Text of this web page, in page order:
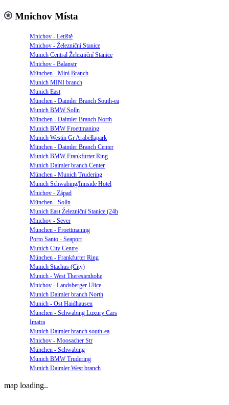
Mnichov Místa
Mnichov - Letiště
Mnichov - Železniční Stanice
Munich Central Železniční Stanice
Mnichov - Balanstr
München - Mini Branch
Munich MINI branch
Munich East
München - Daimler Branch South-ea
Munich BMW Solln
München - Daimler Branch North
Munich BMW Froettmaning
Munich Westin Gr Arabellapark
München - Daimler Branch Center
Munich BMW Frankfurter Ring
Munich Daimler branch Center
München - Munich Trudering
Munich Schwabing/Innside Hotel
Mnichov - Západ
München - Solln
Munich East Železniční Stanice (24h
Mnichov - Sever
München - Froettmaning
Porto Santo - Seaport
Munich City Centre
München - Frankfurter Ring
Munich Stachus (City)
Munich - West Theresienhohe
Mnichov - Landsberger Ulice
Munich Daimler branch North
Munich - Ost Haidhausen
München - Schwabing Luxury Cars
Imatra
Munich Daimler branch south-ea
Mnichov - Moosacher Str
München - Schwabing
Munich BMW Trudering
Munich Daimler West branch
map loading..